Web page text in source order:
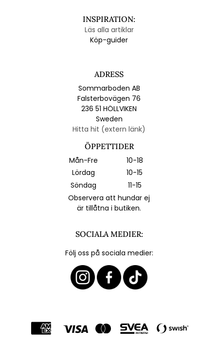
INSPIRATION:
Läs alla artiklar
Köp-guider
ADRESS
Sommarboden AB
Falsterbovägen 76
236 51 HÖLLVIKEN
Sweden
Hitta hit (extern länk)
ÖPPETTIDER
Mån-Fre
10-18
Lördag
10-15
Söndag
11-15
Observera att hundar ej
är tillåtna i butiken.
SOCIALA MEDIER:
Följ oss på sociala medier: